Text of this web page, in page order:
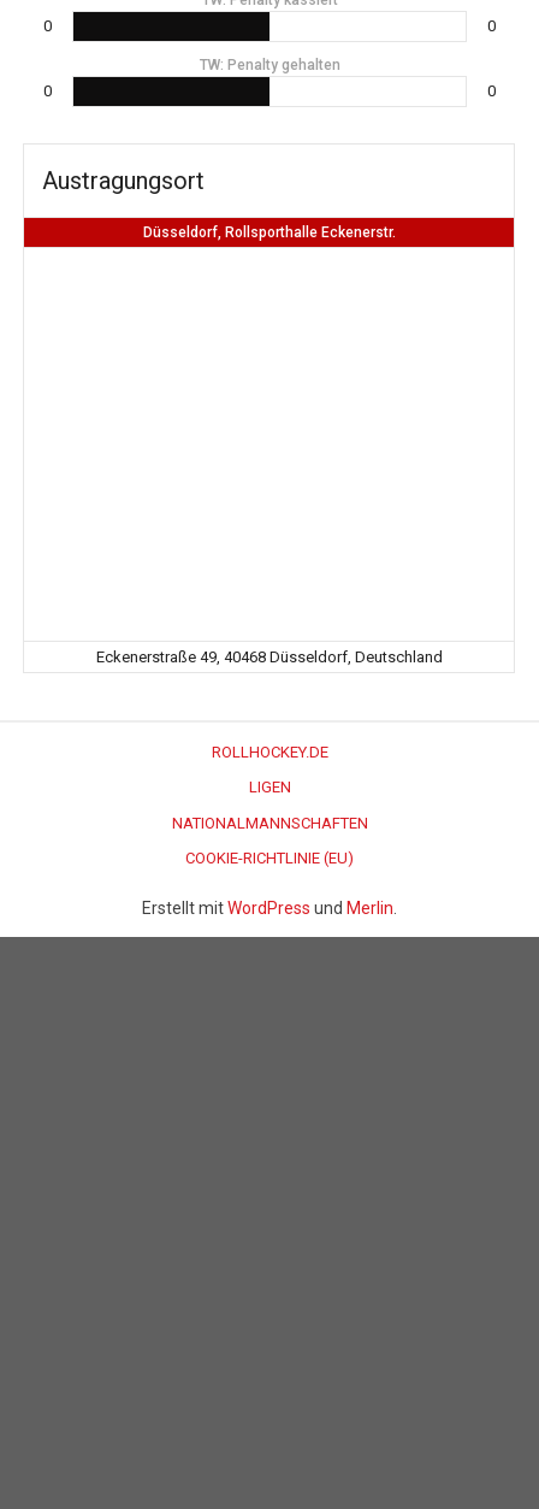
0 0
TW: Penalty gehalten
0 0
Austragungsort
Düsseldorf, Rollsporthalle Eckenerstr.
Eckenerstraße 49, 40468 Düsseldorf, Deutschland
ROLLHOCKEY.DE
LIGEN
NATIONALMANNSCHAFTEN
COOKIE-RICHTLINIE (EU)
Erstellt mitWordPress und Merlin.